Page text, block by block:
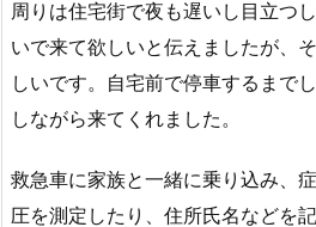
周りは住宅街で夜も遅いし目立つ
いで来て欲しいと伝えましたが、
しいです。自宅前で停車するまで
しながら来てくれました。
救急車に家族と一緒に乗り込み、
圧を測定したり、住所氏名などを記